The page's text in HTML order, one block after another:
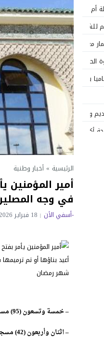
الرئيسية » أخبار وطنية
أمير المؤمنين
في وجه
-أسفي الأن 18 فبراير 2026
– خمسة وتسعون (95) مسجدا تم تشييدها؛
– اثنان وأربعون (42) مسجدا أعيد بناؤها؛
أم لِمَنْ ..؟
يشغل 110 عاملاً
بمناسبة عيد العرش المجيد
كتاب «لامالي… لأساتذة
أكديتال ويجسد قيم التضامن والتآزر
الأولي بآسفي في الجمعيات